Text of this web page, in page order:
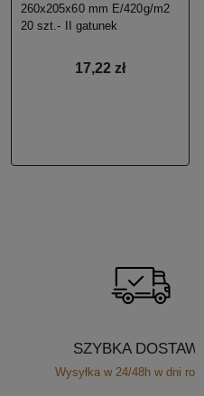
260x205x60 mm E/420g/m2
20 szt.- II gatunek
17,22 zł
SZYBKA
Wysyłka w 24/48h w dni